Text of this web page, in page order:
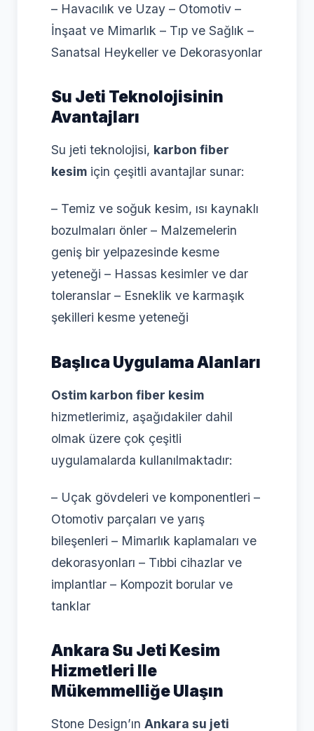
– Havacılık ve Uzay – Otomotiv –
İnşaat ve Mimarlık – Tıp ve Sağlık –
Sanatsal Heykeller ve Dekorasyonlar
Su Jeti Teknolojisinin
Avantajları
Su jeti teknolojisi, karbon fiber
kesim için çeşitli avantajlar sunar:
– Temiz ve soğuk kesim, ısı kaynaklı
bozulmaları önler – Malzemelerin
geniş bir yelpazesinde kesme
yeteneği – Hassas kesimler ve dar
toleranslar – Esneklik ve karmaşık
şekilleri kesme yeteneği
Başlıca Uygulama Alanları
Ostim karbon fiber kesim
hizmetlerimiz, aşağıdakiler dahil
olmak üzere çok çeşitli
uygulamalarda kullanılmaktadır:
– Uçak gövdeleri ve komponentleri –
Otomotiv parçaları ve yarış
bileşenleri – Mimarlık kaplamaları ve
dekorasyonları – Tıbbi cihazlar ve
implantlar – Kompozit borular ve
tanklar
Ankara Su Jeti Kesim
Hizmetleri Ile
Mükemmelliğe Ulaşın
Stone Design’ın Ankara su jeti